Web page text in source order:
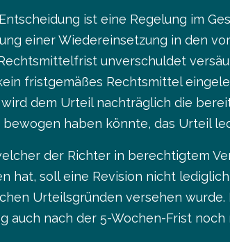
ist eine Regelung im
einer Wiedereinsetzung in den
unverschuldet
fristgemäßes Rechtsmittel
dem Urteil nachträglich die
haben könnte, das Urteil
der Richter in berechtigtem
hat, soll eine Revision nicht
Urteilsgründen versehen wurde.
auch nach der 5-Wochen-Frist noch